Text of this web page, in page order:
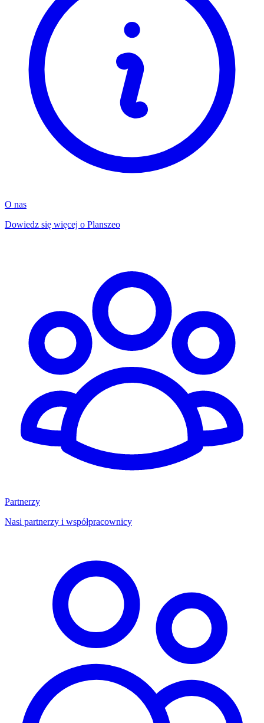
O nas
Dowiedz się więcej o Planszeo
Partnerzy
Nasi partnerzy i współpracownicy